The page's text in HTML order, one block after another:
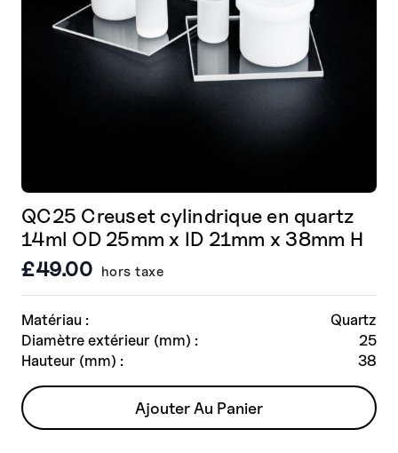
page
Matériau :
Quartz
Diamètre extérieur (mm) :
25
Hauteur (mm) :
38
QC25 Creuset cylindrique en quartz
14ml OD 25mm x ID 21mm x 38mm H
£49.00 hors taxe
Ajouter Au Panier